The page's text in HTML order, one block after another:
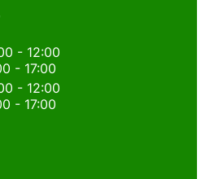
- 12:00
- 17:00
- 12:00
- 17:00